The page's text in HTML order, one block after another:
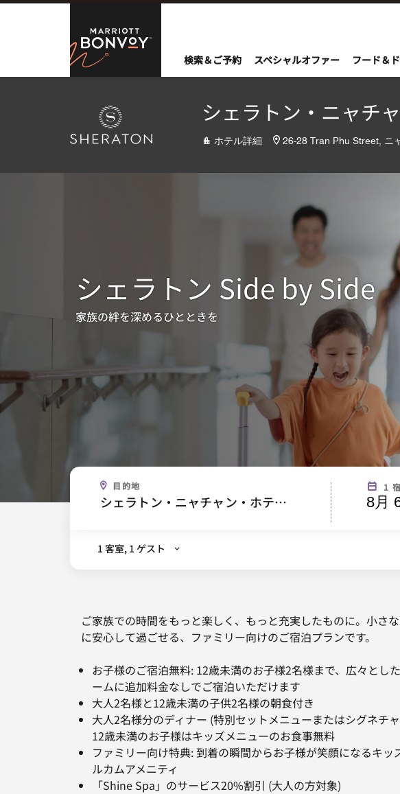
Skip to Content
Marriott Bonvoy
検索＆ご予約 スペシャルオファー フード＆
シェラトン・ニャチ
ホテル詳細 26-28 Tran Phu Street, ニ
シェラトン Side by Side
家族の絆を深めるひとときを
目的地
.
1
8月
1 客室, 1 ゲスト
ご家族での時間をもっと楽しく、もっと充実したものに。小さ
に安心して過ごせる、ファミリー向けのご宿泊プランです。
お子様のご宿泊無料: 12歳未満のお子様2名様まで、広々とし
ームに追加料金なしでご宿泊いただけます
大人2名様と12歳未満の子供2名様の朝食付き
大人2名様分のディナー (特別セットメニューまたはシグネチャ
12歳未満のお子様はキッズメニューのお食事無料
ファミリー向け特典: 到着の瞬間からお子様が笑顔になるキッ
ルカムアメニティ
「Shine Spa」のサービス20%割引 (大人の方対象)